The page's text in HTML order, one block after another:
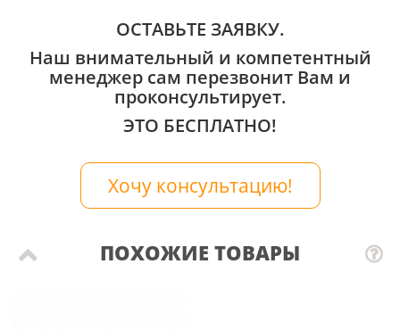
ОСТАВЬТЕ ЗАЯВКУ.
Наш внимательный и компетентный
менеджер сам перезвонит Вам и
проконсультирует.
ЭТО БЕСПЛАТНО!
Хочу консультацию!
ПОХОЖИЕ ТОВАРЫ